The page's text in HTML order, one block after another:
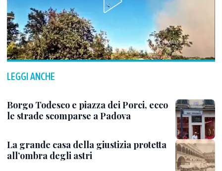
LEGGI ANCHE
Borgo Todesco e piazza dei Porci, ecco
le strade scomparse a Padova
La grande casa della giustizia protetta
all’ombra degli astri